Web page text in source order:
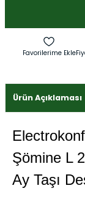
Ürün Açıklaması
Şömine L
Ay Taşı